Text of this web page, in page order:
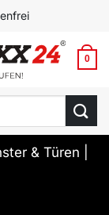
0
& Türen |